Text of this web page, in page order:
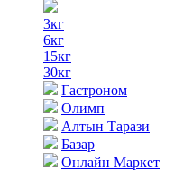
3кг
6кг
15кг
30кг
Гастроном
Олимп
Алтын Тарази
Базар
Онлайн Маркет